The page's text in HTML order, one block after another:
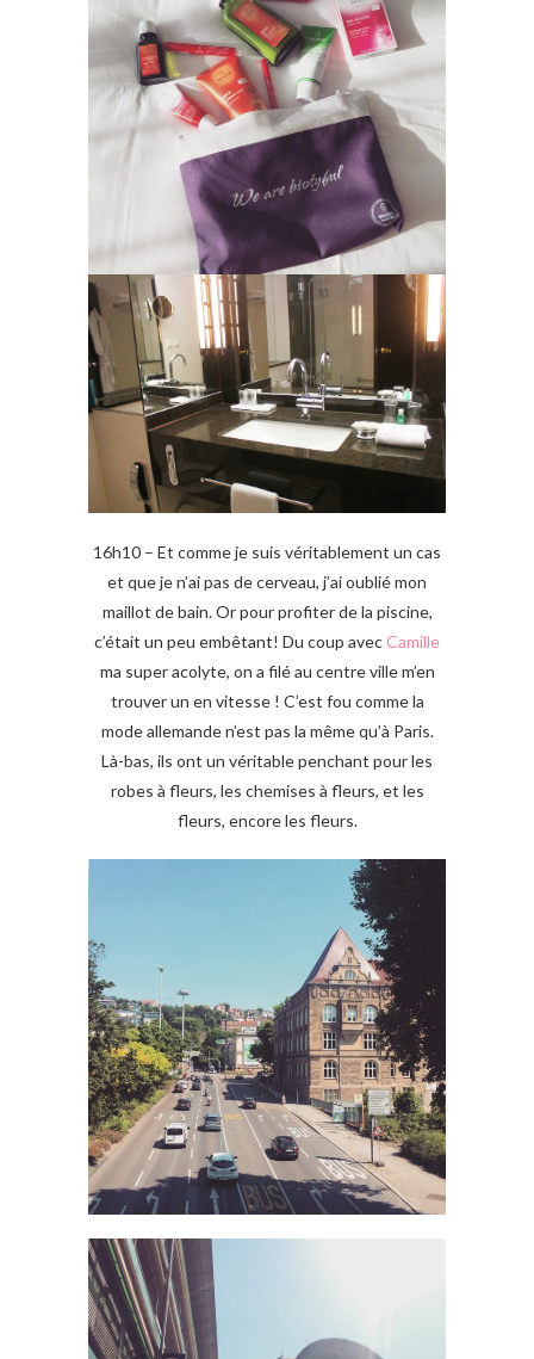
16h10 – Et comme je suis véritablement un cas
et que je n’ai pas de cerveau, j’ai oublié mon
maillot de bain. Or pour profiter de la piscine,
c’était un peu embêtant! Du coup avecCamille
ma super acolyte, on a filé au centre ville m’en
trouver un en vitesse ! C’est fou comme la
mode allemande n’est pas la même qu’à Paris.
Là-bas, ils ont un véritable penchant pour les
robes à fleurs, les chemises à fleurs, et les
fleurs, encore les fleurs.